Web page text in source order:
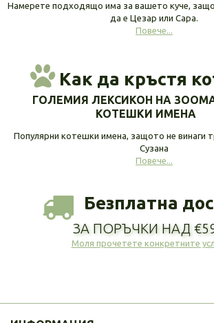
Намерете подходящо има за вашето куче,
да е Цезар или Сара.
Повече...
Как да кръстя
ГОЛЕМИЯ ЛЕКСИКОН НА
КОТЕШКИ ИМЕНА
Популярни котешки имена, защото не винаги
Сузана
Повече...
Безплатна
ЗА ПОРЪЧКИ НАД
Моля прочетете конкретните